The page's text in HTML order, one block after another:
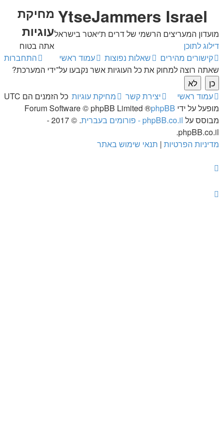
YtseJammers Israel
מועדון המעריצים הרשמי של דרים ת'יאטר בישראל
דילוג לתוכן
קישורים מהירים
שאלות נפוצות התחברות עמוד ראשי
מחיקת
עוגיות
אתה בטוח
שאתה רוצה למחוק את כל העוגיות אשר נקבעו על־ידי המערכת?
עמוד ראשי כל הזמנים הם UTC מחיקת עוגיות
יצירת קשר
מופעל על ידי phpBB
® Forum Software © phpBB Limited
מבוסס על phpBB.co.il - פורומים בעברית
. © 2017 -
phpBB.co.il.
מדיניות הפרטיות | תנאי שימוש באתר